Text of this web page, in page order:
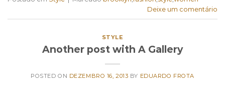
Deixe um comentário
STYLE
Another post with A Gallery
POSTED ON DEZEMBRO 16, 2013 BY EDUARDO FROTA